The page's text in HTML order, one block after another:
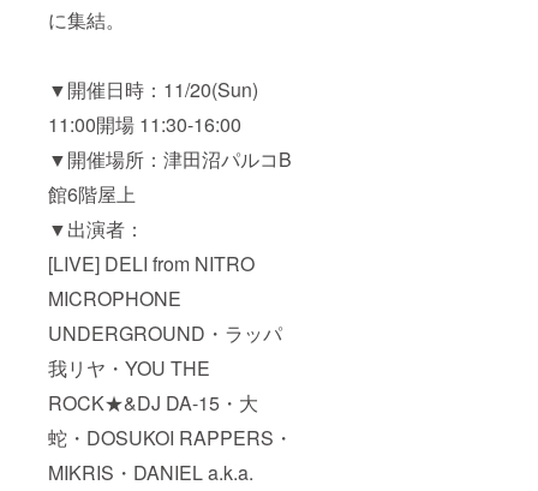
に集結。
▼開催日時：11/20(Sun)
11:00開場 11:30-16:00
▼開催場所：津田沼パルコB
館6階屋上
▼出演者：
[LIVE] DELI from NITRO
MICROPHONE
UNDERGROUND・ラッパ
我リヤ・YOU THE
ROCK★&DJ DA-15・大
蛇・DOSUKOI RAPPERS・
MIKRIS・DANIEL a.k.a.